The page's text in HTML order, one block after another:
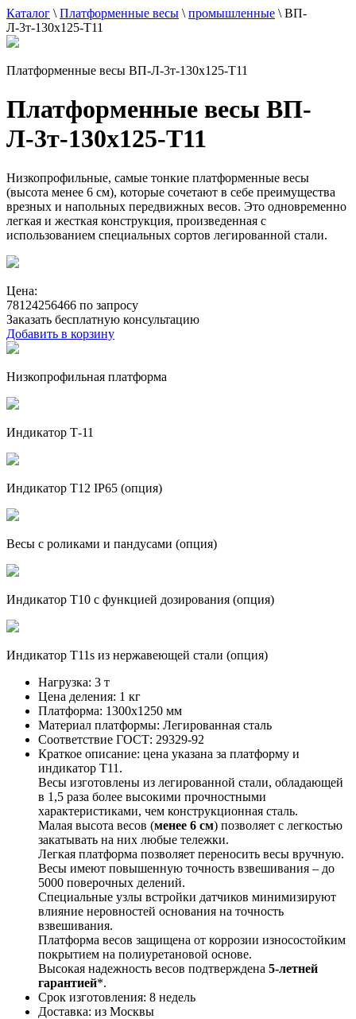
Каталог \ Платформенные весы \ промышленные \ ВП-
Л-3т-130х125-Т11
Платформенные весы ВП-Л-3т-130х125-Т11
Платформенные весы ВП-
Л-3т-130х125-Т11
Низкопрофильные, самые тонкие платформенные весы
(высота менее 6 см), которые сочетают в себе преимущества
врезных и напольных передвижных весов. Это одновременно
легкая и жесткая конструкция, произведенная с
использованием специальных сортов легированной стали.
Цена:
78124256466 по запросу
Заказать бесплатную консультацию
Добавить в корзину
Низкопрофильная платформа
Индикатор Т-11
Индикатор Т12 IP65 (опция)
Весы с роликами и пандусами (опция)
Индикатор Т10 с функцией дозирования (опция)
Индикатор Т11s из нержавеющей стали (опция)
Нагрузка: 3 т
Цена деления: 1 кг
Платформа: 1300х1250 мм
Материал платформы: Легированная сталь
Соответствие ГОСТ: 29329-92
Краткое описание: цена указана за платформу и
индикатор Т11.
Весы изготовлены из легированной стали, обладающей
в 1,5 раза более высокими прочностными
характеристиками, чем конструкционная сталь.
Малая высота весов (менее 6 см) позволяет с легкостью
закатывать на них любые тележки.
Легкая платформа позволяет переносить весы вручную.
Весы имеют повышенную точность взвешивания – до
5000 поверочных делений.
Специальные узлы встройки датчиков минимизируют
влияние неровностей основания на точность
взвешивания.
Платформа весов защищена от коррозии износостойким
покрытием на полиуретановой основе.
Высокая надежность весов подтверждена 5-летней
гарантией*.
Срок изготовления: 8 недель
Доставка: из Москвы